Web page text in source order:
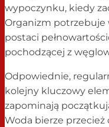
wypoczynku, kiedy
Organizm
postaci
pochodzącej z
Odpowiednie,
kolejny kluczowy
zapominają
Woda bierze przecież